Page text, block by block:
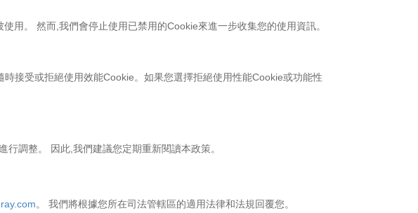
用。 然而,我們會停止使用已禁用的Cookie來進一步收集您的使用資訊。
接受或拒絕使用效能Cookie。如果您選擇拒絕使用性能Cookie或功能性
調整。 因此,我們建議您定期重新閱讀本政策。
。 我們將根據您所在司法管轄區的適用法律和法規回覆您。